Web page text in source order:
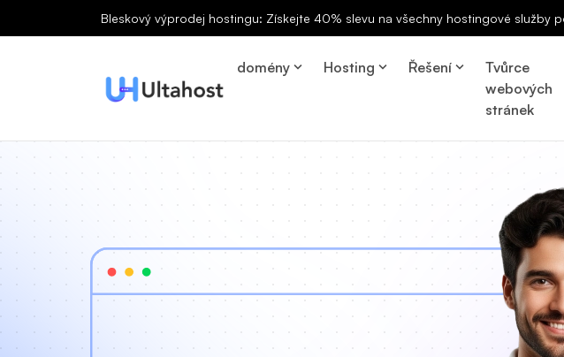
Bleskový výprodej hostingu: Získejte 40% slevu na všechny hostingové služby
domény Hosting Řešení
Tvůrce
webových
stránek